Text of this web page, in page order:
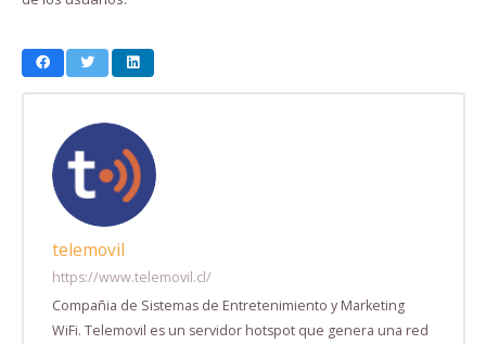
telemovil
https://www.telemovil.cl/
Compañia de Sistemas de Entretenimiento y Marketing
WiFi. Telemovil es un servidor hotspot que genera una red